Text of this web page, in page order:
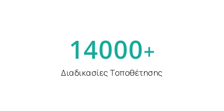
14000+
Διαδικασίες Τοποθέτησης